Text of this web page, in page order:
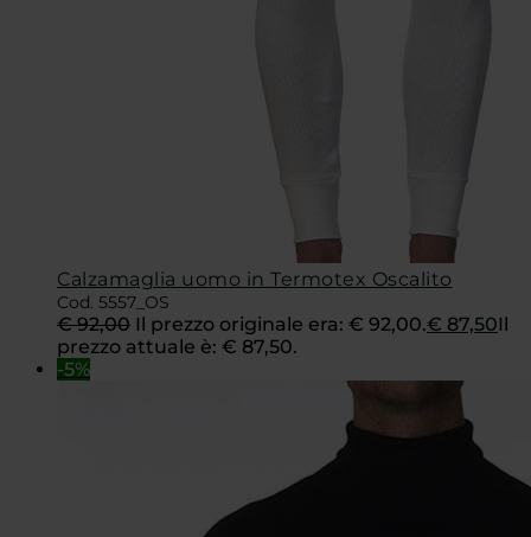
Calzamaglia uomo in Termotex Oscalito
Cod. 5557_OS
€92,00 Il prezzo originale era: € 92,00.€ 87,50Il
prezzo attuale è: € 87,50.
-5%